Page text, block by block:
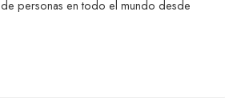
personas en todo el mundo desde